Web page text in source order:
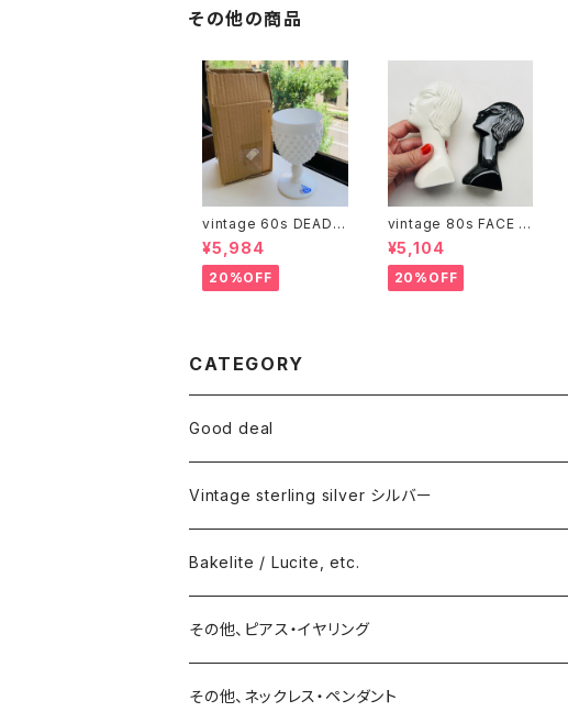
その他の商品
vintage 60s DEADS
TOCK Fenton ミルク
ガラスゴブレット（箱付
き）
¥5,984
20%OFF
vintage 80s FACE ソ
ルト＆ペッパーシェイカ
ー
¥5,104
20%OFF
CATEGORY
Good deal
Vintage sterling silver シルバー
ネックレス
バングル・ブレスレット
リング
Bakelite / Lucite, etc.
ピアス・イヤリング
リング
その他、ピアス・イヤリング
ピアス
その他、ネックレス・ペンダント